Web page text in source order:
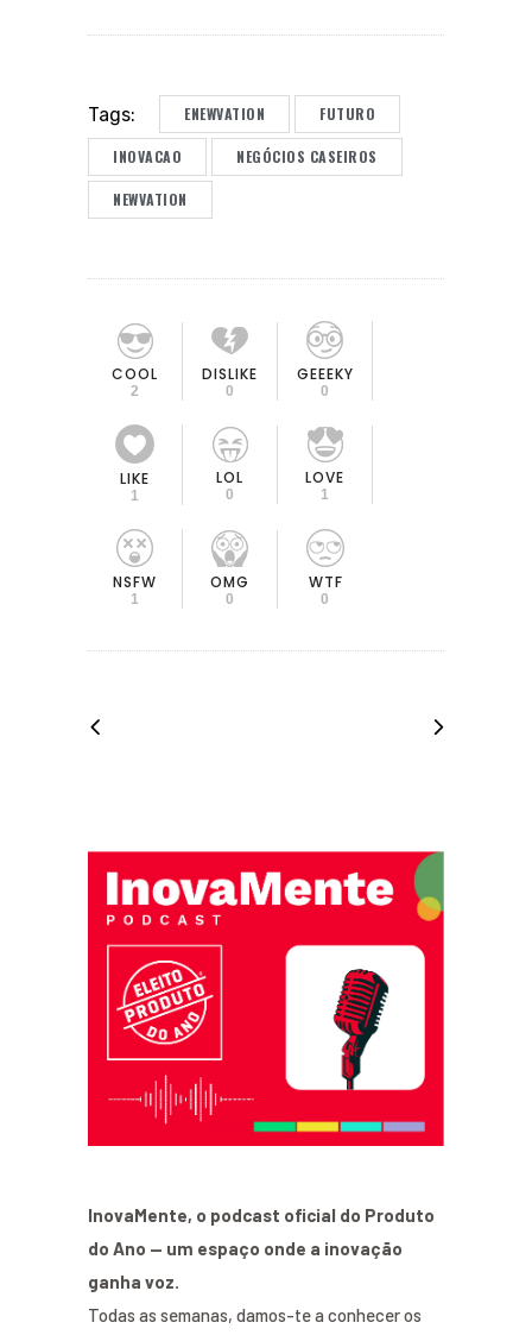
Tags: ENEWVATION FUTURO
INOVACAO NEGÓCIOS CASEIROS
NEWVATION
COOL
2
DISLIKE
0
GEEEKY
0
LIKE
1
LOL
0
LOVE
1
NSFW
1
OMG
0
WTF
0
InovaMente, o podcast oficial do Produto
do Ano — um espaço onde a inovação
ganha voz.
Todas as semanas, damos-te a conhecer os